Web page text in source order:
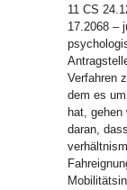
11 CS
17.2068 –
Verfahren
dem es
hat,
daran,